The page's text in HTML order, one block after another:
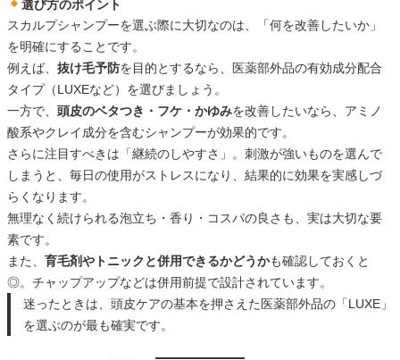
選び方のポイント
スカルプシャンプーを選ぶ際に大切なのは、「何を改善したいか」
を明確にすることです。
例えば、 抜け毛予防を目的とするなら、医薬部外品の有効成分配合
タイプ（LUXEなど）を選びましょう。
一方で、 頭皮のベタつき・フケ・かゆみを改善したいなら、アミノ
酸系やクレイ成分を含むシャンプーが効果的です。
さらに注目すべきは「継続のしやすさ」。刺激が強いものを選んで
しまうと、毎日の使用がストレスになり、結果的に効果を実感しづ
らくなります。
無理なく続けられる泡立ち・香り・コスパの良さも、実は大切な要
素です。
また、 育毛剤やトニックと併用できるかどうかも確認しておくと
◎。チャップアップなどは併用前提で設計されています。
迷ったときは、頭皮ケアの基本を押さえた医薬部外品の「LUXE」
を選ぶのが最も確実です。